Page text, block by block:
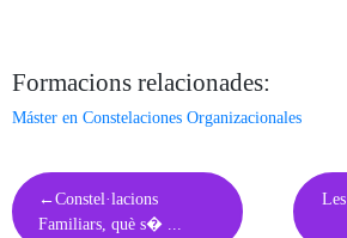
Formacions relacionades:
Máster en Constelaciones Organizacionales
Post
navigation
Constel·lacions
Familiars, què s� ...